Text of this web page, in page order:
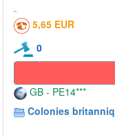
5,65 EUR
0
GB - PE14***
Colonies